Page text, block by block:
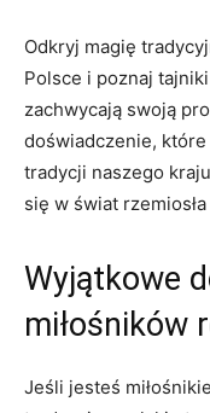
Odkryj magię
Polsce i poznaj
zachwycają swoją
doświadczenie,
tradycji naszego
się w świat
Wyjątkowe
miłośników
Jeśli jesteś